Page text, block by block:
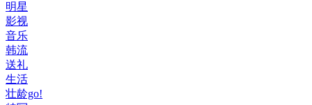
明星
影视
音乐
韩流
送礼
生活
壮龄go!